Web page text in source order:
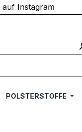
auf Instagram
POLSTERSTOFFE